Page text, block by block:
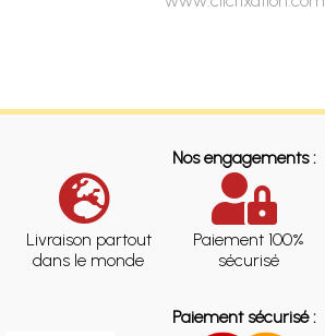
Nos engagements :
Livraison partout
dans le monde
Paiement 100%
sécurisé
Paiement sécurisé :